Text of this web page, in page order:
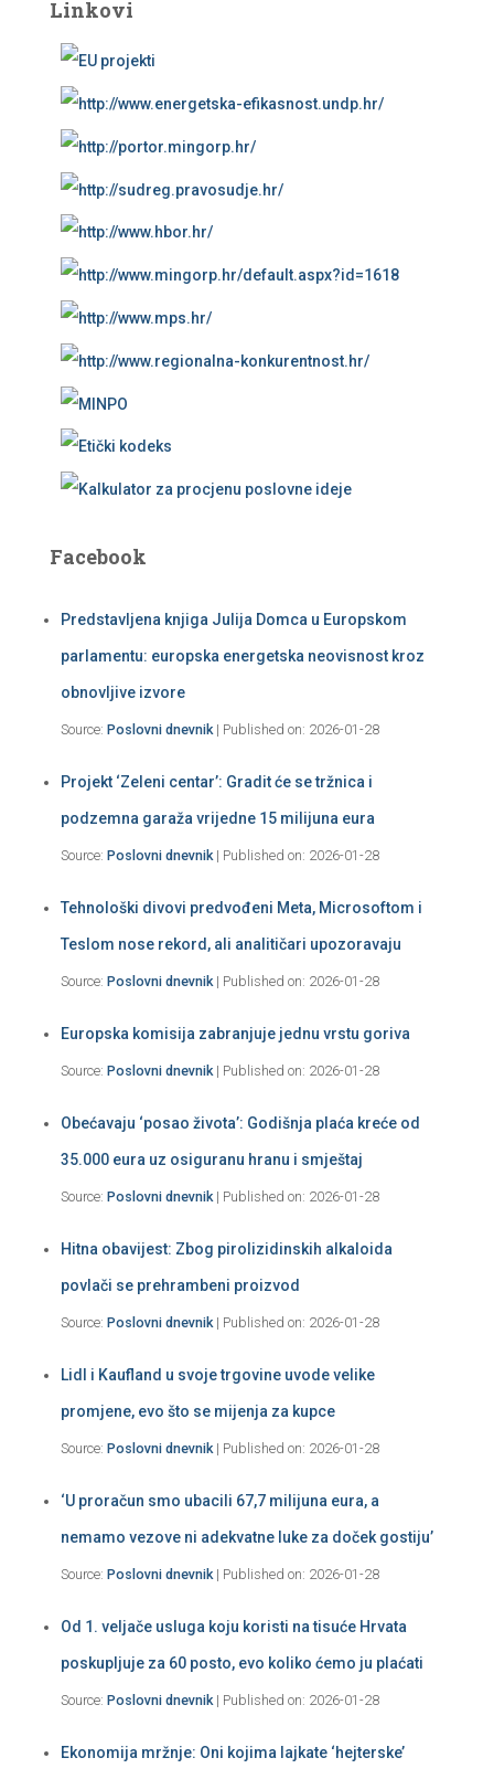
Linkovi
Facebook
Predstavljena knjiga Julija Domca u Europskom
parlamentu: europska energetska neovisnost kroz
obnovljive izvore
Source: Poslovni dnevnik Published on: 2026-01-28
Projekt ‘Zeleni centar’: Gradit će se tržnica i
podzemna garaža vrijedne 15 milijuna eura
Source: Poslovni dnevnik Published on: 2026-01-28
Tehnološki divovi predvođeni Meta, Microsoftom i
Teslom nose rekord, ali analitičari upozoravaju
Source: Poslovni dnevnik Published on: 2026-01-28
Europska komisija zabranjuje jednu vrstu goriva
Source: Poslovni dnevnik Published on: 2026-01-28
Obećavaju ‘posao života’: Godišnja plaća kreće od
35.000 eura uz osiguranu hranu i smještaj
Source: Poslovni dnevnik Published on: 2026-01-28
Hitna obavijest: Zbog pirolizidinskih alkaloida
povlači se prehrambeni proizvod
Source: Poslovni dnevnik Published on: 2026-01-28
Lidl i Kaufland u svoje trgovine uvode velike
promjene, evo što se mijenja za kupce
Source: Poslovni dnevnik Published on: 2026-01-28
‘U proračun smo ubacili 67,7 milijuna eura, a
nemamo vezove ni adekvatne luke za doček gostiju’
Source: Poslovni dnevnik Published on: 2026-01-28
Od 1. veljače usluga koju koristi na tisuće Hrvata
poskupljuje za 60 posto, evo koliko ćemo ju plaćati
Source: Poslovni dnevnik Published on: 2026-01-28
Ekonomija mržnje: Oni kojima lajkate ‘hejterske’